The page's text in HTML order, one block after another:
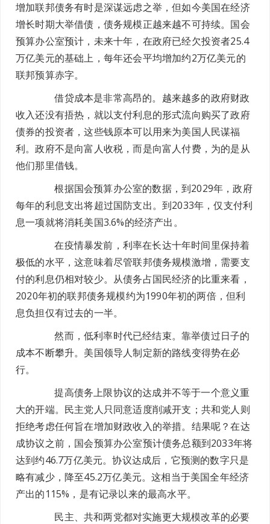
增加联邦债务有时是深谋远虑之举，但如今美国在经济
增长时期大举借债，债务规模正越来越不可持续。国会
预算办公室预计，未来十年，在政府已经欠投资者25.4
万亿美元的基础上，每年还会平均增加约2万亿美元的
联邦预算赤字。
借贷成本是非常高昂的。越来越多的政府财政
收入还没有捂热，就以支付利息的形式流向购买了政府
债券的投资者，这些钱原本可以用来为美国人民谋福
利。政府不是向富人收税，而是向富人付费，为的是从
他们那里借钱。
根据国会预算办公室的数据，到2029年，政府
每年的利息支出将超过国防支出。到2033年，仅支付利
息一项就将消耗美国3.6%的经济产出。
在疫情暴发前，利率在长达十年时间里保持着
极低的水平，这意味着尽管联邦债务规模激增，需要支
付的利息仍相对较少。从债务占国民经济的比重来看，
2020年初的联邦债务规模约为1990年初的两倍，但利
息负担仅有过去的一半。
然而，低利率时代已经结束。靠举债过日子的
成本不断攀升。美国领导人制定新的路线变得势在必
行。
提高债务上限协议的达成并不等于一个意义重
大的开端。民主党人只同意适度削减开支；共和党人则
拒绝考虑任何旨在增加财政收入的举措。结果呢？在达
成协议之前，国会预算办公室预计债务总额到2033年将
达到约46.7万亿美元。协议达成后，它预测的数字只是
略有减少，降至45.2万亿美元。这相当于美国全年经济
产出的115%，是有记录以来的最高水平。
民主、共和两党都对实施更大规模改革的必要